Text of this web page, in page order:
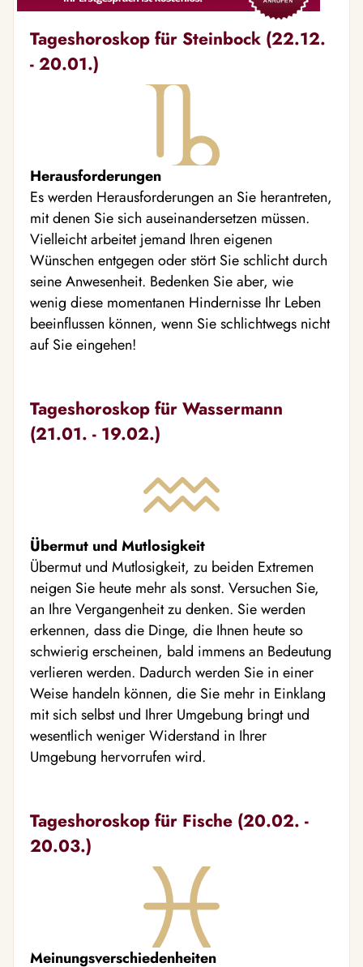
Tageshoroskop für Steinbock (22.12.
- 20.01.)
Herausforderungen
Es werden Herausforderungen an Sie herantreten,
mit denen Sie sich auseinandersetzen müssen.
Vielleicht arbeitet jemand Ihren eigenen
Wünschen entgegen oder stört Sie schlicht durch
seine Anwesenheit. Bedenken Sie aber, wie
wenig diese momentanen Hindernisse Ihr Leben
beeinflussen können, wenn Sie schlichtwegs nicht
auf Sie eingehen!
Tageshoroskop für Wassermann
(21.01. - 19.02.)
Übermut und Mutlosigkeit
Übermut und Mutlosigkeit, zu beiden Extremen
neigen Sie heute mehr als sonst. Versuchen Sie,
an Ihre Vergangenheit zu denken. Sie werden
erkennen, dass die Dinge, die Ihnen heute so
schwierig erscheinen, bald immens an Bedeutung
verlieren werden. Dadurch werden Sie in einer
Weise handeln können, die Sie mehr in Einklang
mit sich selbst und Ihrer Umgebung bringt und
wesentlich weniger Widerstand in Ihrer
Umgebung hervorrufen wird.
Tageshoroskop für Fische (20.02. -
20.03.)
Meinungsverschiedenheiten